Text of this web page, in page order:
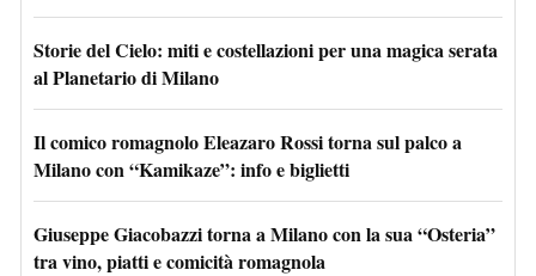
Storie del Cielo: miti e costellazioni per una magica serata
al Planetario di Milano
Il comico romagnolo Eleazaro Rossi torna sul palco a
Milano con “Kamikaze”: info e biglietti
Giuseppe Giacobazzi torna a Milano con la sua “Osteria”
tra vino, piatti e comicità romagnola